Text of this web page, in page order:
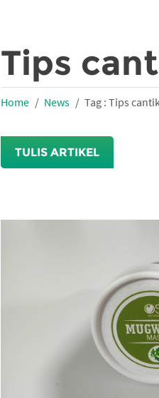
Tips
Home News Tag : Tips
TULIS ARTIKEL